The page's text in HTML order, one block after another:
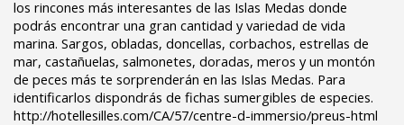
los rincones más interesantes de las Islas Medas donde
podrás encontrar una gran cantidad y variedad de vida
marina. Sargos, obladas, doncellas, corbachos, estrellas de
mar, castañuelas, salmonetes, doradas, meros y un montón
de peces más te sorprenderán en las Islas Medas. Para
identificarlos dispondrás de fichas sumergibles de especies.
http://hotellesilles.com/CA/57/centre-d-immersio/preus-html